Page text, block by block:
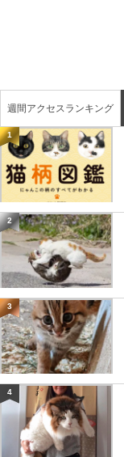
週間アクセスランキング
1
2
3
4